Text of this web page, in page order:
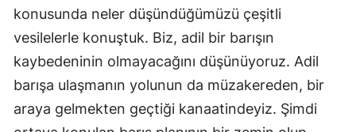
konusunda neler düşündüğümüzü çeşitli
vesilelerle konuştuk. Biz, adil bir barışın
kaybedeninin olmayacağını düşünüyoruz. Adil
barışa ulaşmanın yolunun da müzakereden, bir
araya gelmekten geçtiği kanaatindeyiz. Şimdi